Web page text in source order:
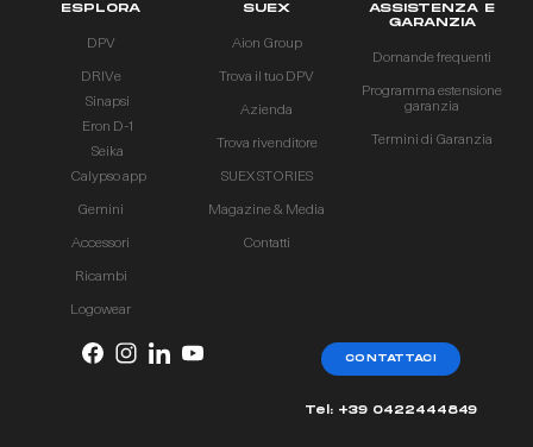
ESPLORA
DPV
DRIVe
Sinapsi
Eron D-1
Seika
Calypso app
Gemini
Accessori
Ricambi
Logowear
SUEX
Aion Group
Trova il tuo DPV
Azienda
Trova rivenditore
SUEX STORIES
Magazine & Media
Contatti
ASSISTENZA E
GARANZIA
Domande frequenti
Programma estensione
garanzia
Termini di Garanzia
CONTATTACI
Tel: +39 0422444849